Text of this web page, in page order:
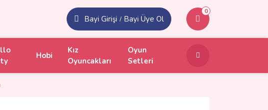
Bayi Girişi / Bayi Üye Ol
0
Hobi
Kız
Oyuncakları
Oyun
Setleri